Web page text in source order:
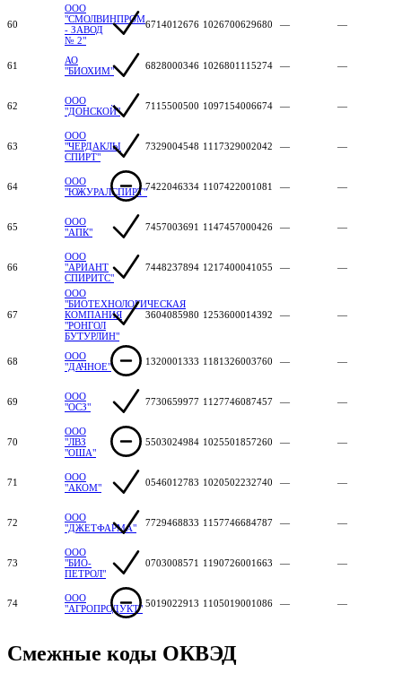
60
ООО
"СМОЛВИНПРОМ
- ЗАВОД
№ 2"
6714012676 1026700629680 — —
61
АО
"БИОХИМ"
6828000346 1026801115274 — —
62
ООО
"ДОНСКОЙ"
7115500500 1097154006674 — —
63
ООО
"ЧЕРДАКЛЫ
СПИРТ"
7329004548 1117329002042 — —
64
ООО
"ЮЖУРАЛСПИРТ"7422046334 1107422001081 — —
65
ООО
"АПК"
7457003691 1147457000426 — —
66
ООО
"АРИАНТ
СПИРИТС"
7448237894 1217400041055 — —
67
ООО
"БИОТЕХНОЛОГИЧЕСКАЯ
КОМПАНИЯ
"РОНГОЛ
БУТУРЛИН"
3604085980 1253600014392 — —
68
ООО
"ДАЧНОЕ"
1320001333 1181326003760 — —
69
ООО
"ОСЗ"
7730659977 1127746087457 — —
70
ООО
"ЛВЗ
"ОША"
5503024984 1025501857260 — —
71
ООО
"АКОМ"
0546012783 1020502232740 — —
72
ООО
"ДЖЕТФАРМА"
7729468833 1157746684787 — —
73
ООО
"БИО-
ПЕТРОЛ"
0703008571 1190726001663 — —
74
ООО
"АГРОПРОДУКТ" 5019022913 1105019001086 — —
Смежные коды ОКВЭД